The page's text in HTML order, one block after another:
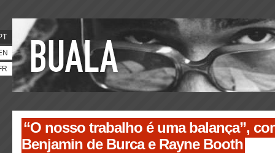
“O nosso trabalho é uma balança”,
Benjamin de Burca e Rayne Booth